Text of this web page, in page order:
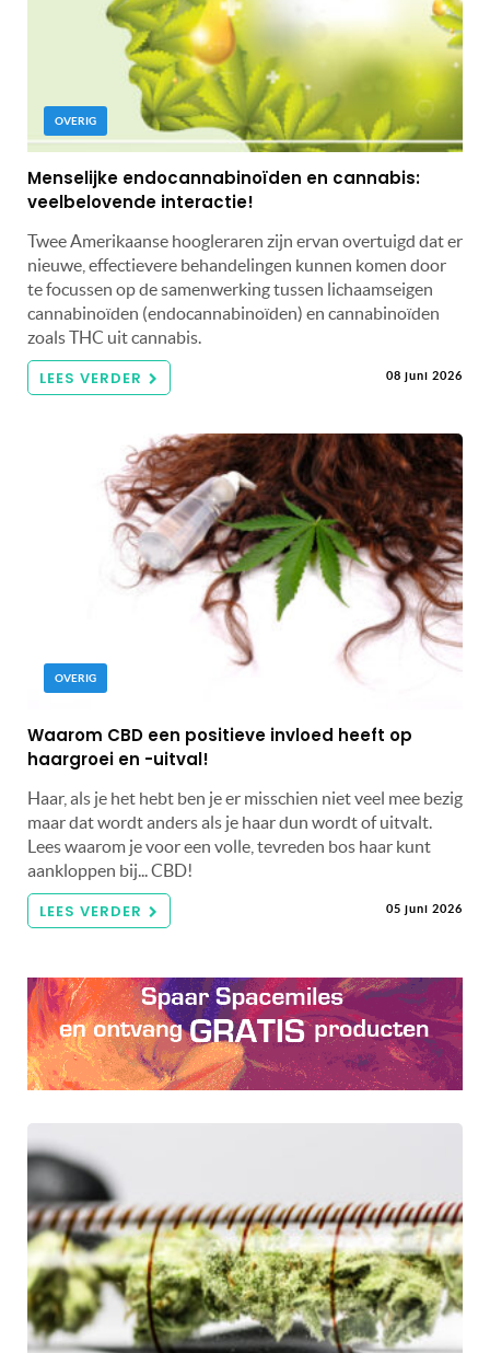
OVERIG
Menselijke endocannabinoïden en cannabis:
veelbelovende interactie!
Twee Amerikaanse hoogleraren zijn ervan overtuigd dat er
nieuwe, effectievere behandelingen kunnen komen door
te focussen op de samenwerking tussen lichaamseigen
cannabinoïden (endocannabinoïden) en cannabinoïden
zoals THC uit cannabis.
LEES VERDER 08 juni 2026
OVERIG
Waarom CBD een positieve invloed heeft op
haargroei en -uitval!
Haar, als je het hebt ben je er misschien niet veel mee bezig
maar dat wordt anders als je haar dun wordt of uitvalt.
Lees waarom je voor een volle, tevreden bos haar kunt
aankloppen bij... CBD!
LEES VERDER 05 juni 2026